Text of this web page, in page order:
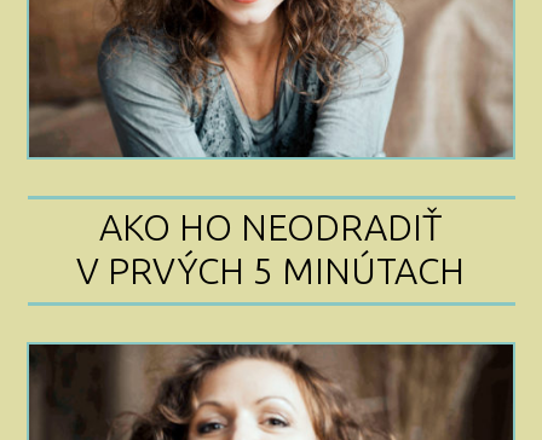
AKO HO NEODRADIŤ
V PRVÝCH 5 MINÚTACH